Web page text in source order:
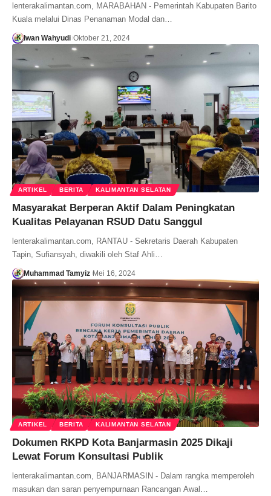
lenterakalimantan.com, MARABAHAN - Pemerintah Kabupaten Barito
Kuala melalui Dinas Penanaman Modal dan…
Iwan Wahyudi Oktober 21, 2024
ARTIKEL BERITA KALIMANTAN SELATAN
Masyarakat Berperan Aktif Dalam Peningkatan
Kualitas Pelayanan RSUD Datu Sanggul
lenterakalimantan.com, RANTAU - Sekretaris Daerah Kabupaten
Tapin, Sufiansyah, diwakili oleh Staf Ahli…
Muhammad Tamyiz Mei 16, 2024
ARTIKEL BERITA KALIMANTAN SELATAN
Dokumen RKPD Kota Banjarmasin 2025 Dikaji
Lewat Forum Konsultasi Publik
lenterakalimantan.com, BANJARMASIN - Dalam rangka memperoleh
masukan dan saran penyempurnaan Rancangan Awal…